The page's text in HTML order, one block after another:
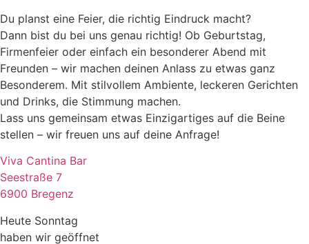
Du planst eine Feier, die richtig Eindruck macht?
Dann bist du bei uns genau richtig! Ob Geburtstag,
Firmenfeier oder einfach ein besonderer Abend mit
Freunden – wir machen deinen Anlass zu etwas ganz
Besonderem. Mit stilvollem Ambiente, leckeren Gerichten
und Drinks, die Stimmung machen.
Lass uns gemeinsam etwas Einzigartiges auf die Beine
stellen – wir freuen uns auf deine Anfrage!
Viva Cantina Bar
Seestraße 7
6900 Bregenz
Heute Sonntag
haben wir geöffnet